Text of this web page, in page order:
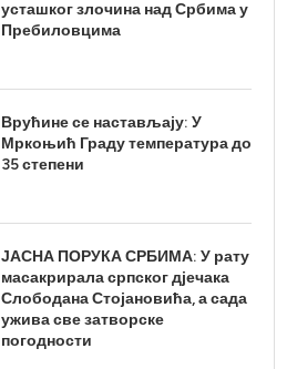
усташког злочина над Србима у
Пребиловцима
Врућине се настављају: У
Мркоњић Граду температура до
35 степени
ЈАСНА ПОРУКА СРБИМА: У рату
масакрирала српског дјечака
Слободана Стојановића, а сада
ужива све затворске
погодности